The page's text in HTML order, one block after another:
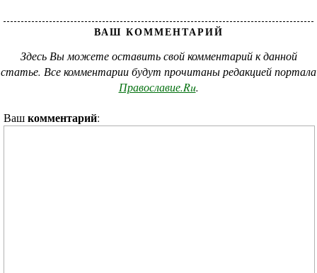
ВАШ КОММЕНТАРИЙ
Здесь Вы можете оставить свой комментарий к данной
статье. Все комментарии будут прочитаны редакцией портала
Православие.Ru.
Вашкомментарий: